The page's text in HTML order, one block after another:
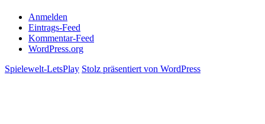
Anmelden
Eintrags-Feed
Kommentar-Feed
WordPress.org
Spielewelt-LetsPlay Stolz präsentiert von WordPress